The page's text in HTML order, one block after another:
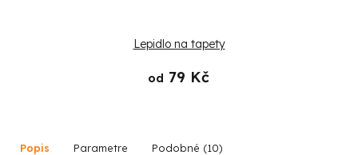
Lepidlo na tapety
od 79 Kč
Popis Parametre Podobné (10)